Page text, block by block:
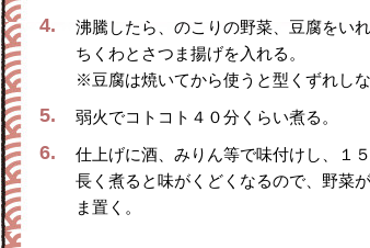
4.
沸騰したら、のこりの野菜、豆腐をい
ちくわとさつま揚げを入れる。
※豆腐は焼いてから使うと型くずれしな
5. 弱火でコトコト４０分くらい煮る。
6.
仕上げに酒、みりん等で味付けし、１５
長く煮ると味がくどくなるので、野菜
ま置く。